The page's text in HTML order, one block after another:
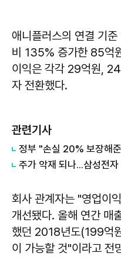
애니플러스의 연결 기
비 135% 증가한 85억
이익은 각각 29억원,
자 전환했다.
관련기사
회사 관계자는 "영업이
개선됐다. 올해 연간 매
했던 2018년도(199억
이 가능할 것"이라고 전